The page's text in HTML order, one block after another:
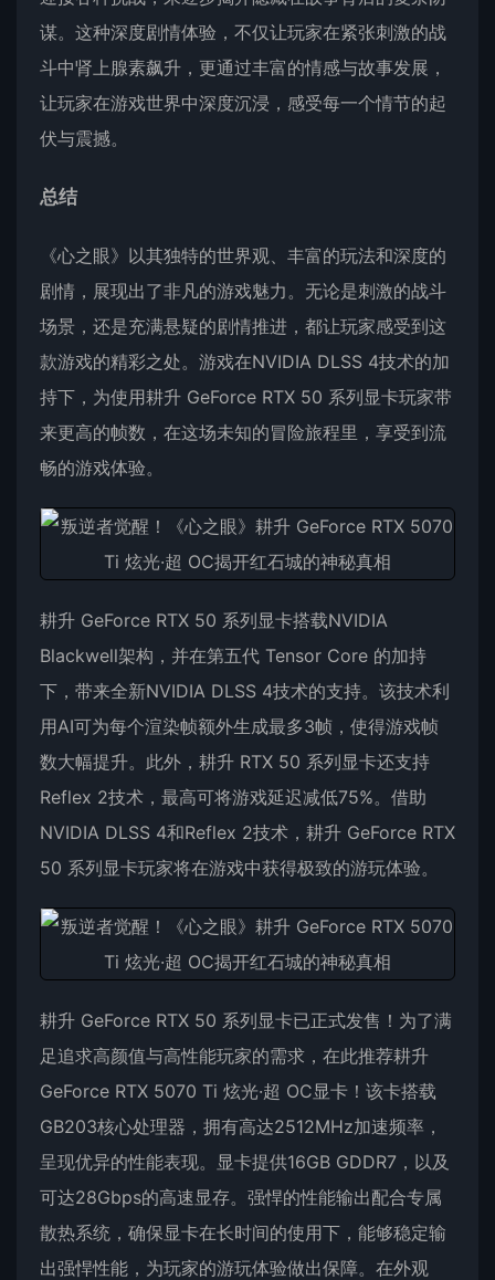
谋。这种深度剧情体验，不仅让玩家在紧张刺激的战
斗中肾上腺素飙升，更通过丰富的情感与故事发展，
让玩家在游戏世界中深度沉浸，感受每一个情节的起
伏与震撼。
总结
《心之眼》以其独特的世界观、丰富的玩法和深度的
剧情，展现出了非凡的游戏魅力。无论是刺激的战斗
场景，还是充满悬疑的剧情推进，都让玩家感受到这
款游戏的精彩之处。游戏在NVIDIA DLSS 4技术的加
持下，为使用耕升 GeForce RTX 50 系列显卡玩家带
来更高的帧数，在这场未知的冒险旅程里，享受到流
畅的游戏体验。
耕升 GeForce RTX 50 系列显卡搭载NVIDIA
Blackwell架构，并在第五代 Tensor Core 的加持
下，带来全新NVIDIA DLSS 4技术的支持。该技术利
用AI可为每个渲染帧额外生成最多3帧，使得游戏帧
数大幅提升。此外，耕升 RTX 50 系列显卡还支持
Reflex 2技术，最高可将游戏延迟减低75%。借助
NVIDIA DLSS 4和Reflex 2技术，耕升 GeForce RTX
50 系列显卡玩家将在游戏中获得极致的游玩体验。
耕升 GeForce RTX 50 系列显卡已正式发售！为了满
足追求高颜值与高性能玩家的需求，在此推荐耕升
GeForce RTX 5070 Ti 炫光·超 OC显卡！该卡搭载
GB203核心处理器，拥有高达2512MHz加速频率，
呈现优异的性能表现。显卡提供16GB GDDR7，以及
可达28Gbps的高速显存。强悍的性能输出配合专属
散热系统，确保显卡在长时间的使用下，能够稳定输
出强悍性能，为玩家的游玩体验做出保障。在外观